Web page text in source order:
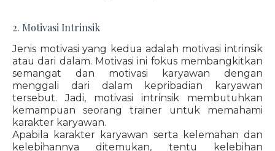
2. Motivasi Intrinsik
Jenis motivasi yang kedua adalah motivasi intrinsik
atau dari dalam. Motivasi ini fokus membangkitkan
semangat dan motivasi karyawan dengan
menggali dari dalam kepribadian karyawan
tersebut. Jadi, motivasi intrinsik membutuhkan
kemampuan seorang trainer untuk memahami
karakter karyawan.
Apabila karakter karyawan serta kelemahan dan
kelebihannya ditemukan, tentu kelebihan